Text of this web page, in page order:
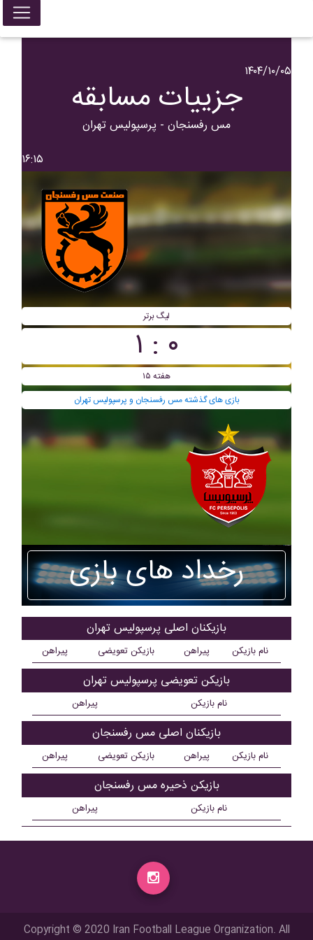
۱۴۰۴/۱۰/۰۵
جزییات مسابقه
مس رفسنجان - پرسپولیس تهران
۱۶:۱۵
لیگ برتر
۰ : ۱
هفته ۱۵
بازی های گذشته مس رفسنجان و پرسپولیس تهران
رخداد های بازی
بازیکنان اصلی پرسپولیس تهران
نام بازیکن پیراهن بازیکن تعویضی پیراهن
بازیکن تعویضی پرسپولیس تهران
نام بازیکن پیراهن
بازیکنان اصلی مس رفسنجان
نام بازیکن پیراهن بازیکن تعویضی پیراهن
بازیکن ذحیره مس رفسنجان
نام بازیکن پیراهن
Copyright © 2020 Iran Football League Organization. All